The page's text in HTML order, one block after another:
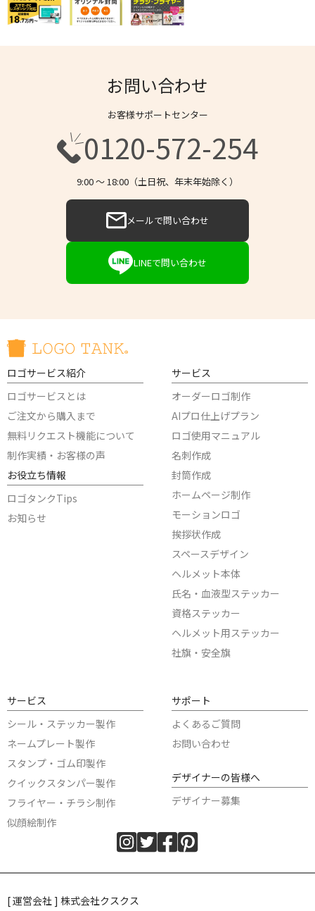
お問い合わせ
お客様サポートセンター
0120-572-254
9:00 〜 18:00（土日祝、年末年始除く）
メールで問い合わせ
LINEで問い合わせ
ロゴサービス紹介
ロゴサービスとは
ご注文から購入まで
無料リクエスト機能について
制作実績・お客様の声
お役立ち情報
ロゴタンクTips
お知らせ
サービス
オーダーロゴ制作
AIプロ仕上げプラン
ロゴ使用マニュアル
名刺作成
封筒作成
ホームページ制作
モーションロゴ
挨拶状作成
スペースデザイン
ヘルメット本体
氏名・血液型ステッカー
資格ステッカー
ヘルメット用ステッカー
社旗・安全旗
サービス
シール・ステッカー製作
ネームプレート製作
スタンプ・ゴム印製作
クイックスタンパー製作
フライヤー・チラシ制作
似顔絵制作
サポート
よくあるご質問
お問い合わせ
デザイナーの皆様へ
デザイナー募集
[ 運営会社 ] 株式会社クスクス